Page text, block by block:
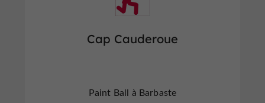
Cap Cauderoue
Paint Ball à Barbaste